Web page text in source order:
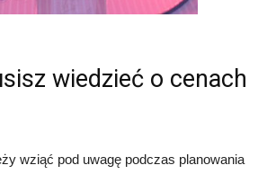
wiedzieć o cenach
wziąć pod uwagę podczas planowania